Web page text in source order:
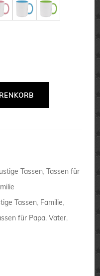
Tassen,Tassen für
Tassen, Familie,
für Papa,Vater,